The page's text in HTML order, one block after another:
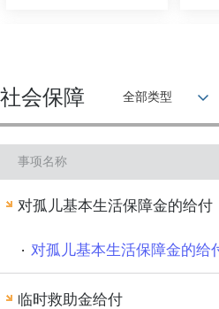
文化体育
社会保障 全部类型
事项名称
对孤儿基本生活保障金的给付
对孤儿基本生活保障金的给
临时救助金给付